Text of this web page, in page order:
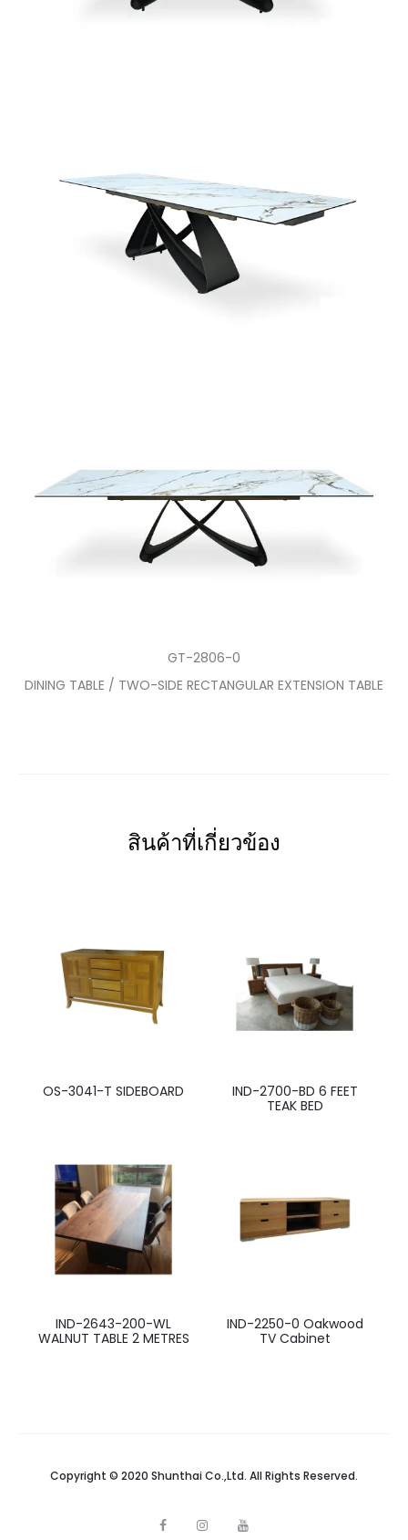
GT-2806-0
DINING TABLE / TWO-SIDE RECTANGULAR EXTENSION TABLE
สินค้าที่เกี่ยวข้อง
OS-3041-T SIDEBOARD
IND-2700-BD 6 FEET
TEAK BED
IND-2643-200-WL
WALNUT TABLE 2 METRES
IND-2250-0 Oakwood
TV Cabinet
Copyright © 2020 Shunthai Co.,Ltd. All Rights Reserved.